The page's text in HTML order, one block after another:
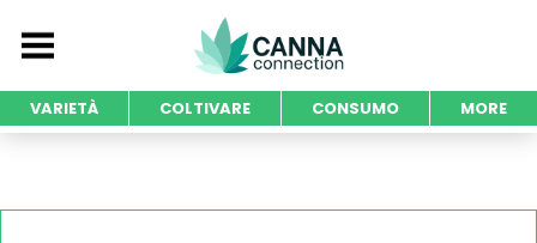
VARIETÀ COLTIVARE CONSUMO MORE